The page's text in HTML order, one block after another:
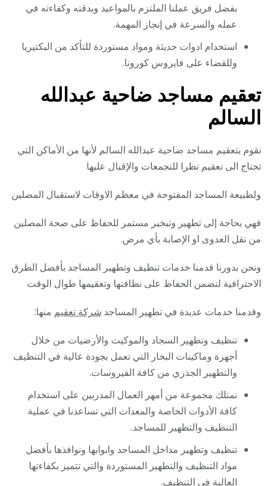
بفضل فريق عملنا الملتزم بالمواعيد وبدقته وكفاءته في
عمله والسرعة في إنجاز المهمة.
استخدام ادوات حديثة ومواد مستوردة للتأكد من البكتيريا
وللقضاء على فايروس كورونا.
تعقيم مساجد ضاحية عبدالله
السالم
نقوم بتعقيم مساجد ضاحية عبدالله السالم لأنها من الأماكن التي
تحتاج الى تعقيم نظرا للتجمعات والإقبال عليها
ولطبيعة المساجد المفتوحة في معظم الاوقات لاستقبال المصلين
فهي بحاجة إلى تطهير وتبخير مستمر للحفاظ على صحة المصلين
من نقل العدوى او الإصابة بأي مرض.
ونحن بدورنا قدمنا خدمات تنظيف وتطهير المساجد بأفضل الطرق
الاحترافية لنضمن الحفاظ على نظافتها وتعقيمها طوال الوقت
وقدمنا خدمات عديدة في تطهير المساجد شركة تعقيم منها:
تنظيف وتطهير السجاد والموكيت والأرضيات من خلال
أجهزة وماكينات البخار التي تعمل بجودة عالية في التنظيف
والتطهير الجذري من كافة الفيروسات.
نمتلك مجموعة من أمهر العمال المدربين على استخدام
كافة الأدوات الخاصة والمعدات التي تساعدنا في عملية
التنظيف والتطهير للمساجد.
تنظيف وتطهير مداخل المساجد وابوابها ونوافذها بأفضل
مواد التنظيف والتطهير المستوردة والتي تتميز بكفاءتها
العالية في التنظيف.